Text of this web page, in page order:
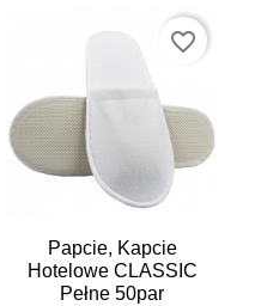
Papcie, Kapcie
Hotelowe CLASSIC
Pełne 50par
favorite_border